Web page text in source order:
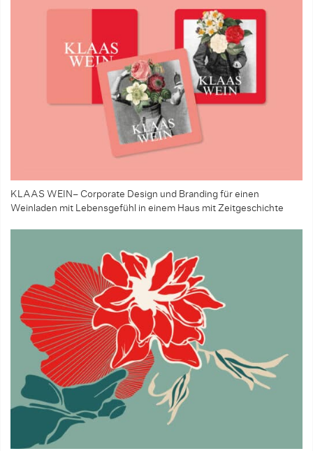
KLAAS WEIN– Corporate Design und Branding für einen
Weinladen mit Lebensgefühl in einem Haus mit Zeitgeschichte